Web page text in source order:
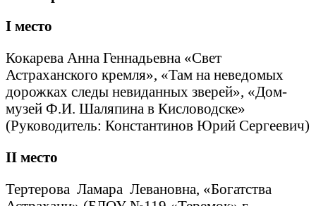
I место
Кокарева Анна Геннадьевна «Свет
Астраханского кремля», «Там на неведомых
дорожках следы невиданных зверей», «Дом-
музей Ф.И. Шаляпина в Кисловодске»
(Руководитель: Константинов Юрий Сергеевич)
II место
Тертерова Ламара Левановна, «Богатства